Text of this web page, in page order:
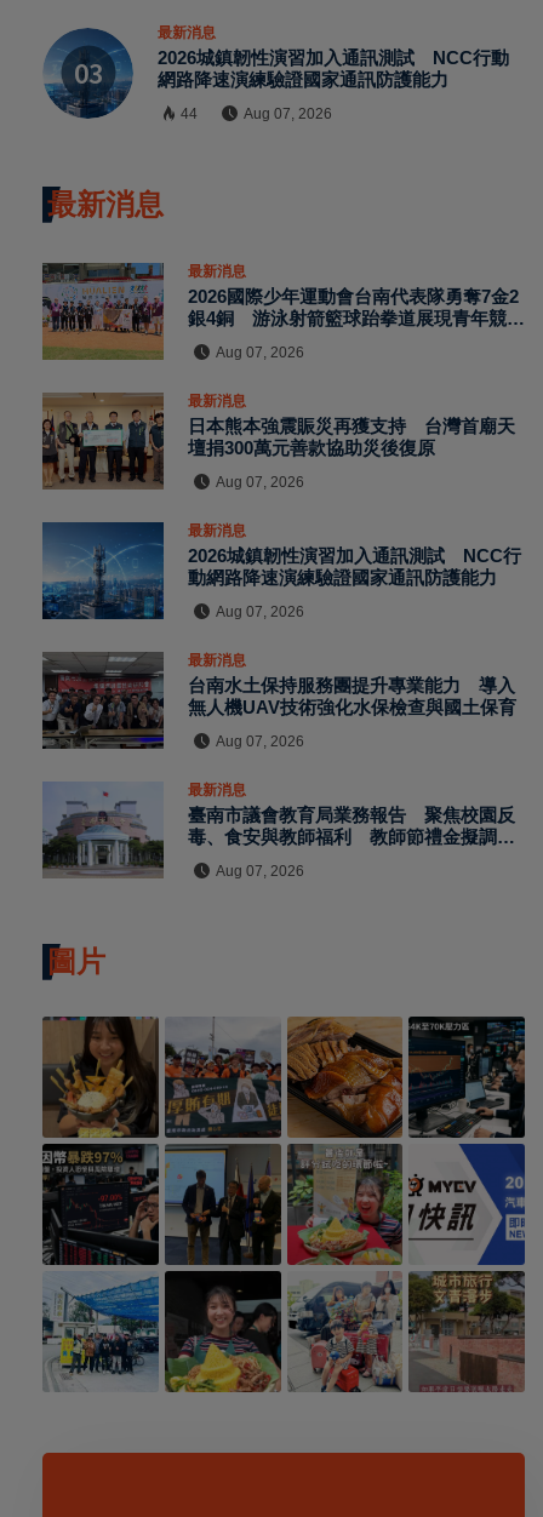
最新消息
2026城鎮韌性演習加入通訊測試 NCC行動
網路降速演練驗證國家通訊防護能力
44 Aug 07, 2026
最新消息
最新消息
2026國際少年運動會台南代表隊勇奪7金2
銀4銅 游泳射箭籃球跆拳道展現青年競技
實力
Aug 07, 2026
最新消息
日本熊本強震賑災再獲支持 台灣首廟天
壇捐300萬元善款協助災後復原
Aug 07, 2026
最新消息
2026城鎮韌性演習加入通訊測試 NCC行
動網路降速演練驗證國家通訊防護能力
Aug 07, 2026
最新消息
台南水土保持服務團提升專業能力 導入
無人機UAV技術強化水保檢查與國土保育
Aug 07, 2026
最新消息
臺南市議會教育局業務報告 聚焦校園反
毒、食安與教師福利 教師節禮金擬調升
至千元
Aug 07, 2026
圖片